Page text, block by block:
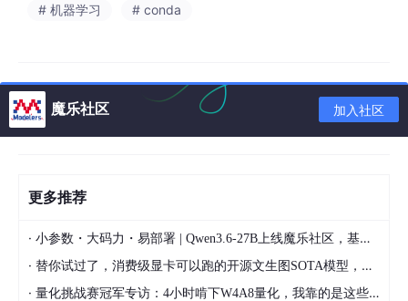
Anaconda的安装分两种情况：
aconda时先卸python）
网上其他教程 !)
彻底卸载python
首先利用 电脑管家自带的卸载工具 将python卸载，并且手动删除
# 机器学习
# conda
魔乐社区 加入社区
更多推荐
· 小参数・大码力・易部署 | Qwen3.6-27B上线魔乐社区，基于昇腾的部署教程来了
· 替你试过了，消费级显卡可以跑的开源文生图SOTA模型，顶级渲染、高密度文本绘图
· 量化挑战赛冠军专访：4小时啃下W4A8量化，我靠的是这些经验